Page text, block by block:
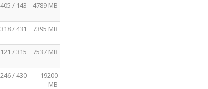
405 / 143 4789 MB
318 / 431 7395 MB
121 / 315 7537 MB
246 / 430
19200
MB